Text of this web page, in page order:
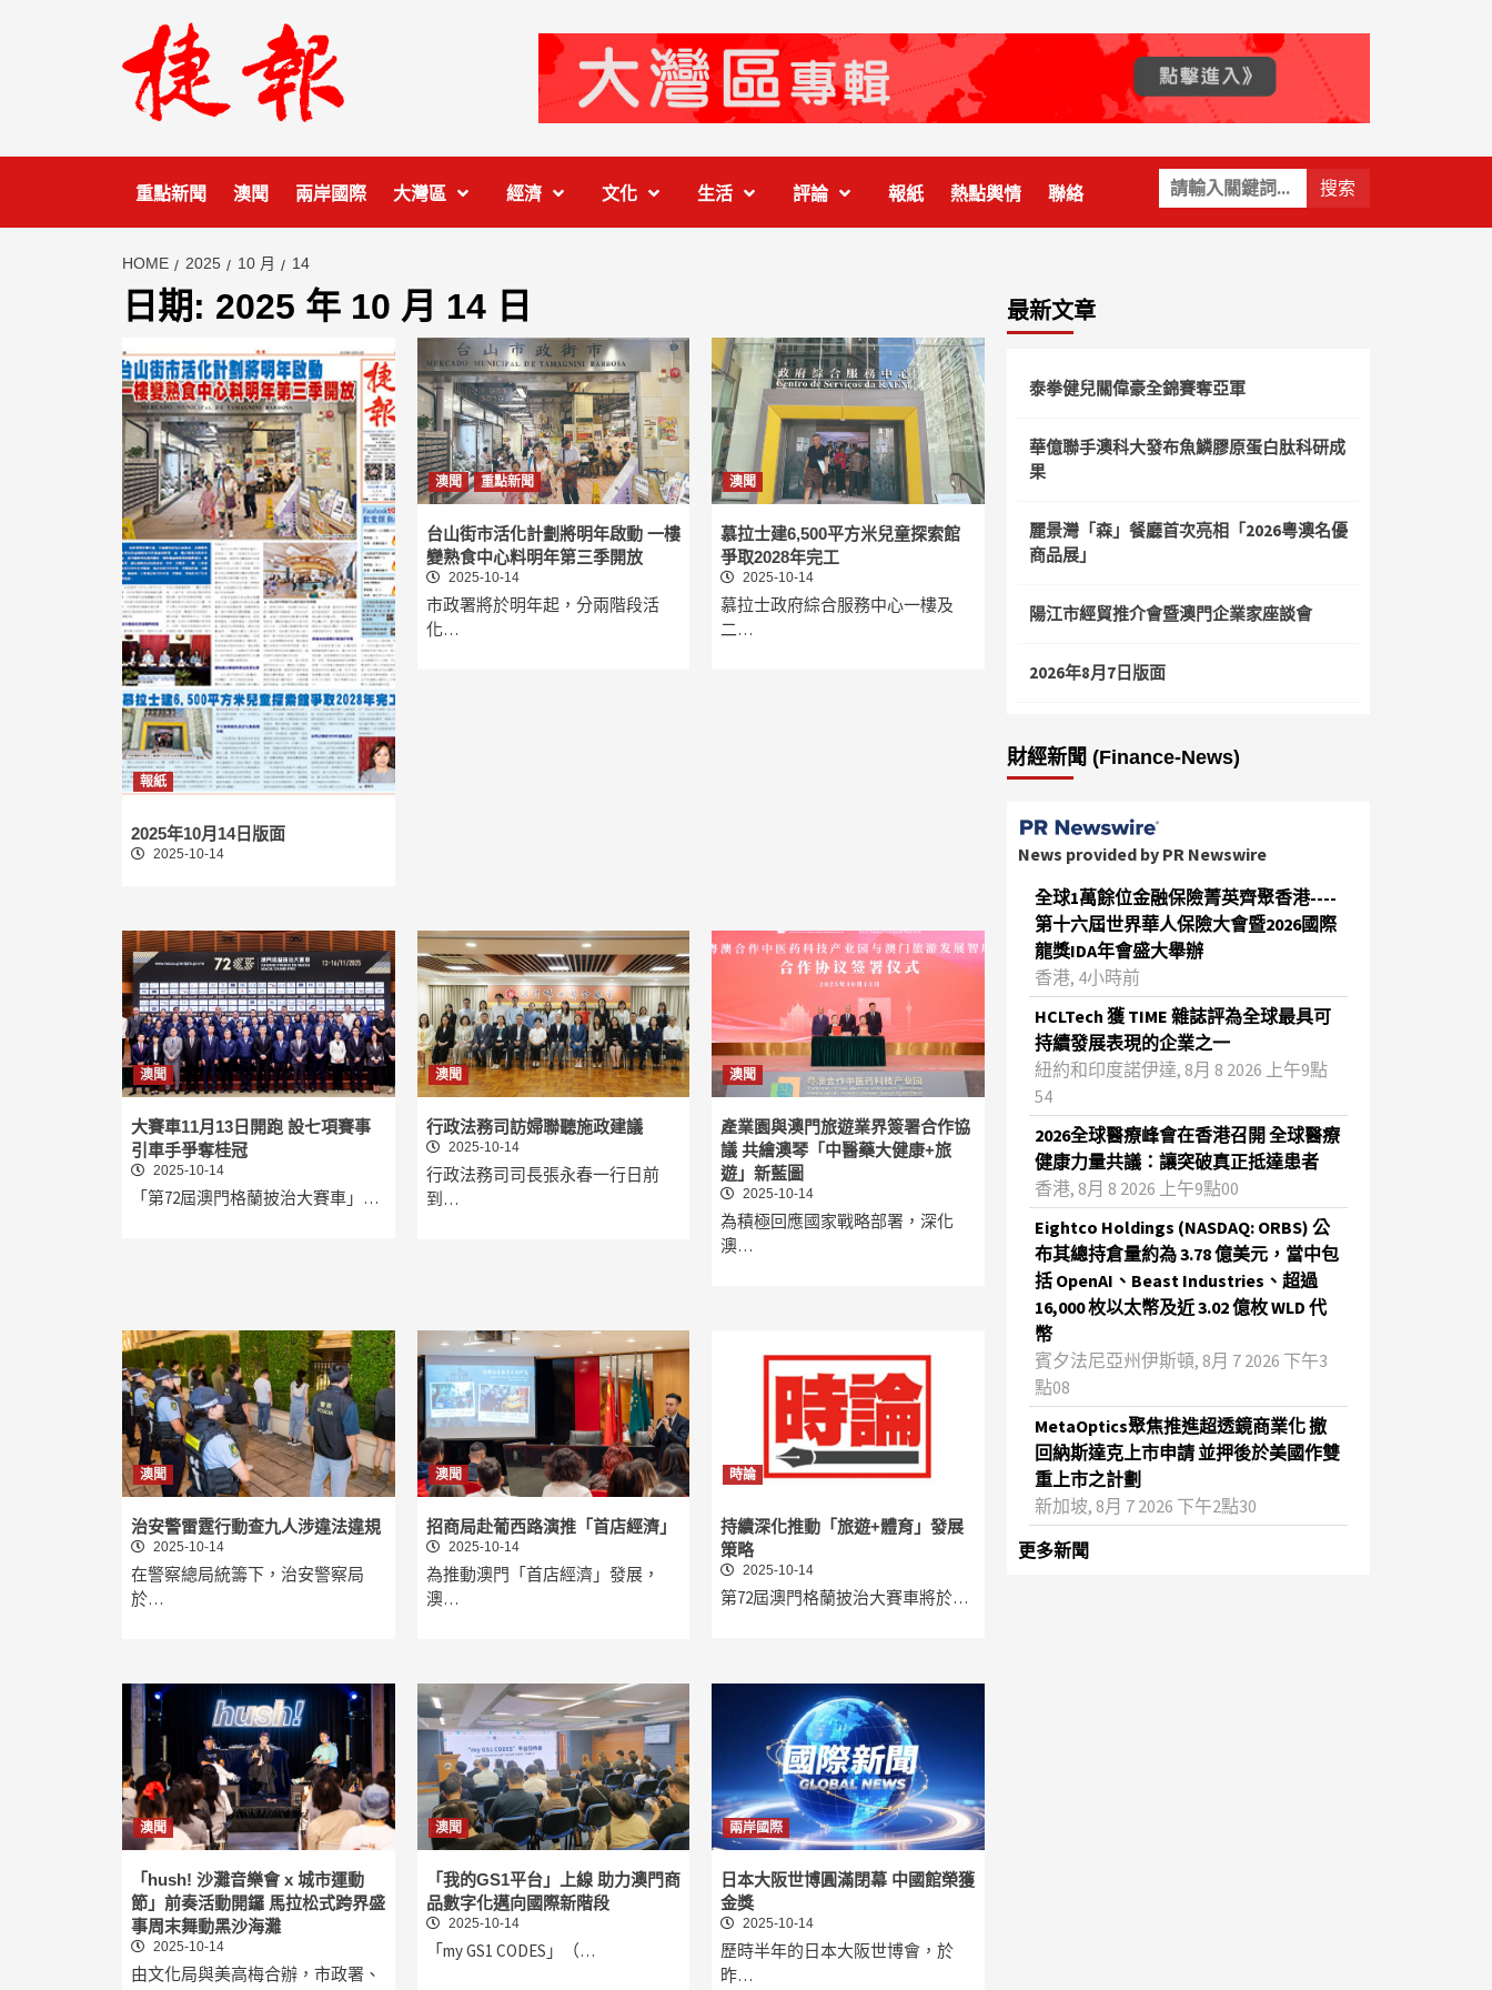
關
鍵
字:
重點新聞 澳聞 兩岸國際 大灣區 經濟 文化 生活 評論 報紙 熱點輿情 聯絡
HOME 2025 10 月 14
日期: 2025 年 10 月 14 日
報紙
2025年10月14日版面
2025-10-14
澳聞 重點新聞
台山街市活化計劃將明年啟動 一樓
變熟食中心料明年第三季開放
2025-10-14
市政署將於明年起，分兩階段活
化…
澳聞
慕拉士建6,500平方米兒童探索館
爭取2028年完工
2025-10-14
慕拉士政府綜合服務中心一樓及
二…
澳聞
大賽車11月13日開跑 設七項賽事
引車手爭奪桂冠
2025-10-14
「第72屆澳門格蘭披治大賽車」…
澳聞
行政法務司訪婦聯聽施政建議
2025-10-14
行政法務司司長張永春一行日前
到…
澳聞
產業園與澳門旅遊業界簽署合作協
議 共繪澳琴「中醫藥大健康+旅
遊」新藍圖
2025-10-14
為積極回應國家戰略部署，深化
澳…
澳聞
治安警雷霆行動查九人涉違法違規
2025-10-14
在警察總局統籌下，治安警察局
於…
澳聞
招商局赴葡西路演推「首店經濟」
2025-10-14
為推動澳門「首店經濟」發展，
澳…
時論
持續深化推動「旅遊+體育」發展
策略
2025-10-14
第72屆澳門格蘭披治大賽車將於…
澳聞
「hush! 沙灘音樂會 x 城市運動
節」前奏活動開鑼 馬拉松式跨界盛
事周末舞動黑沙海灘
2025-10-14
由文化局與美高梅合辦，市政署、
澳聞
「我的GS1平台」上線 助力澳門商
品數字化邁向國際新階段
2025-10-14
「my GS1 CODES」（…
兩岸國際
日本大阪世博圓滿閉幕 中國館榮獲
金獎
2025-10-14
歷時半年的日本大阪世博會，於
昨…
最新文章
泰拳健兒關偉豪全錦賽奪亞軍
華億聯手澳科大發布魚鱗膠原蛋白肽科研成
果
麗景灣「森」餐廳首次亮相「2026粵澳名優
商品展」
陽江市經貿推介會暨澳門企業家座談會
2026年8月7日版面
財經新聞 (Finance-News)
News provided by PR Newswire
全球1萬餘位金融保險菁英齊聚香港----
第十六屆世界華人保險大會暨2026國際
龍獎IDA年會盛大舉辦
香港, 4小時前
HCLTech 獲 TIME 雜誌評為全球最具可
持續發展表現的企業之一
紐約和印度諾伊達, 8月 8 2026 上午9點
54
2026全球醫療峰會在香港召開 全球醫療
健康力量共議：讓突破真正抵達患者
香港, 8月 8 2026 上午9點00
Eightco Holdings (NASDAQ: ORBS) 公
布其總持倉量約為 3.78 億美元，當中包
括 OpenAI、Beast Industries、超過
16,000 枚以太幣及近 3.02 億枚 WLD 代
幣
賓夕法尼亞州伊斯頓, 8月 7 2026 下午3
點08
MetaOptics聚焦推進超透鏡商業化 撤
回納斯達克上市申請 並押後於美國作雙
重上市之計劃
新加坡, 8月 7 2026 下午2點30
更多新聞